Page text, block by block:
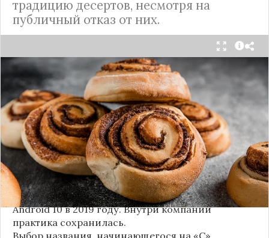
традицию десертов, несмотря на
публичный отказ от них.
Стало известно внутреннее кодовое имя
следующей крупной версии Android. Как
сообщают источники, Android 17, релиз которой
ожидается в 2026 году, разрабатывается под
названием«Cinnamon Bun»(«Булочка с
корицей»).
Это решение продолжает знаменитую традицию
Google называть версии Android в честь
сладостей и десертов (Cupcake, Donut, KitKat и
т.д.), хотя компанияпрекратила публично
использовать эти именас момента выхода
Android 10 в 2019 году. Внутри компании
практика сохранилась.
Выбор названия, начинающегося на «C»